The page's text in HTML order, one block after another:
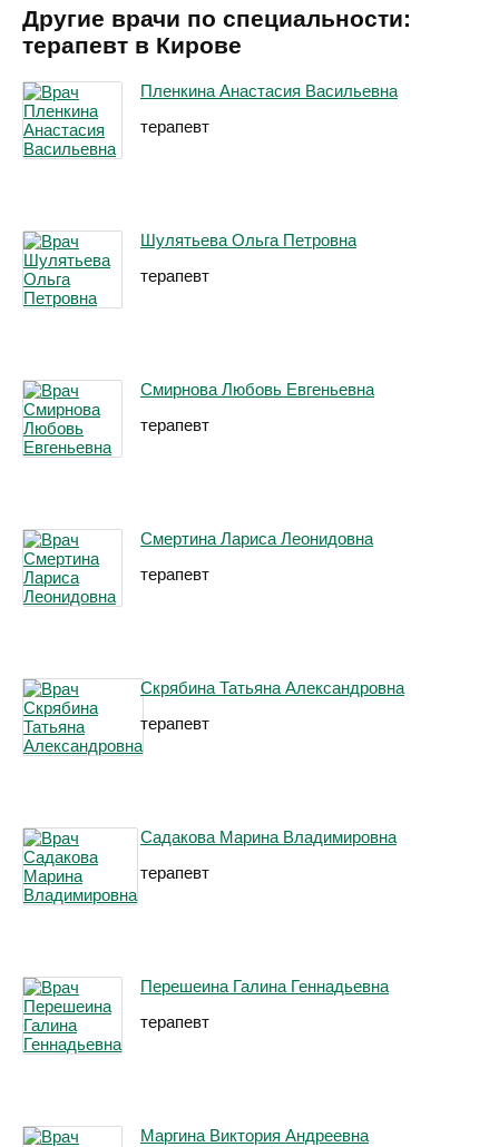
Другие врачи по специальности:
терапевт в Кирове
Пленкина Анастасия Васильевна
терапевт
Шулятьева Ольга Петровна
терапевт
Смирнова Любовь Евгеньевна
терапевт
Смертина Лариса Леонидовна
терапевт
Скрябина Татьяна Александровна
терапевт
Садакова Марина Владимировна
терапевт
Перешеина Галина Геннадьевна
терапевт
Маргина Виктория Андреевна